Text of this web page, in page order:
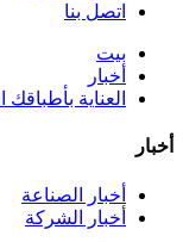
اتصل بنا
بيت
أخبار
العناية
أخبار
أخبار الصناعة
أخبار الشركة